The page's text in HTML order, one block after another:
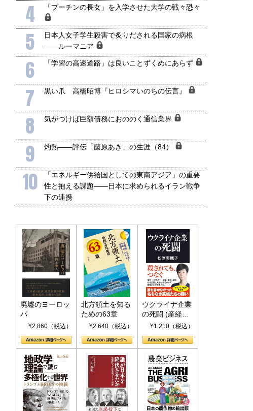
4 「プーチンの長女」を入学させた大学の戦々恐々
5
日本人女子学生殺害で炙りだされる国家の病根
――ルーマニア
6 「学習の高速道路」は良いことずくめにあらず
7 黒い爪 高橋昭博『ヒロシマいのちの伝言』
8 気がつけば巨額債務におののく通信業界
9 灼熱――評伝「藤原あき」の生涯（84）
10
「エネルギー供給国としての東南アジア」の重要
性と抱える課題――日本に求められるイラン戦争
下の連携
廃墟のヨーロッ
パ
¥2,860（税込）
北方領土を知る
ための63章
¥2,640（税込）
ウクライナ企業
の死闘 (産経セ
レクト S 039)
¥1,210（税込）